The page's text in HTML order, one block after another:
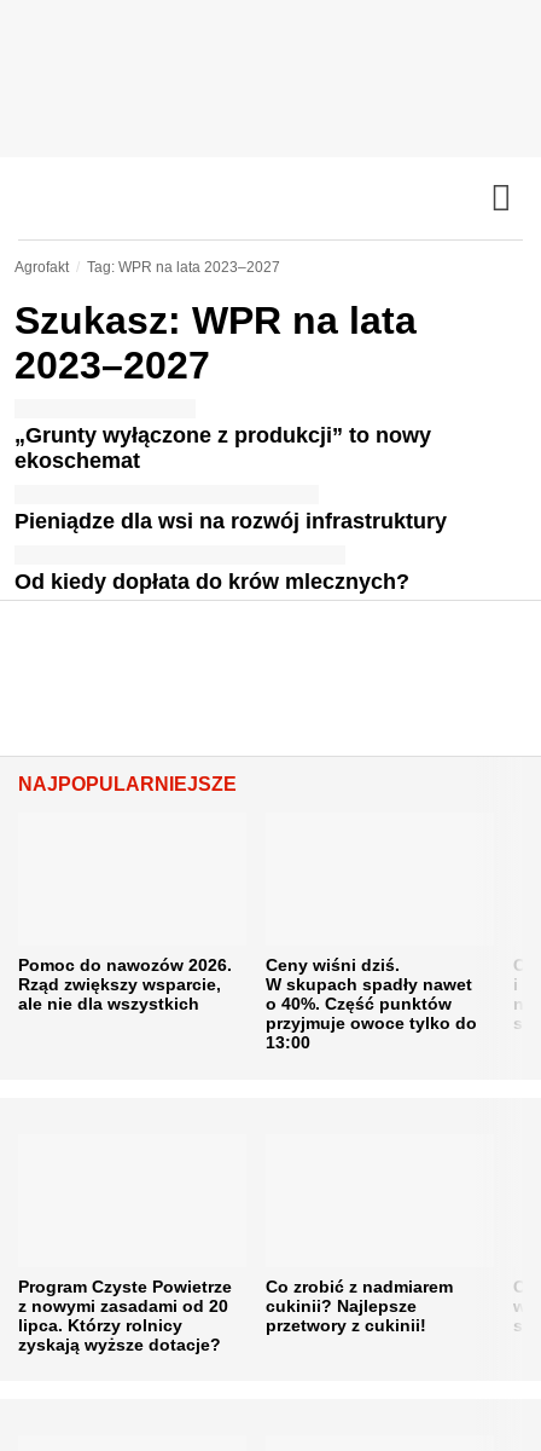
Agrofakt Tag: WPR na lata 2023–2027
Szukasz: WPR na lata
2023–2027
„Grunty wyłączone z produkcji” to nowy
ekoschemat
Pieniądze dla wsi na rozwój infrastruktury
Od kiedy dopłata do krów mlecznych?
NAJPOPULARNIEJSZE
Pomoc do nawozów 2026.
Rząd zwiększy wsparcie,
ale nie dla wszystkich
Ceny wiśni dziś.
W skupach spadły nawet
o 40%. Część punktów
przyjmuje owoce tylko do
13:00
i
Program Czyste Powietrze
z nowymi zasadami od 20
lipca. Którzy rolnicy
zyskają wyższe dotacje?
Co zrobić z nadmiarem
cukinii? Najlepsze
przetwory z cukinii!
w